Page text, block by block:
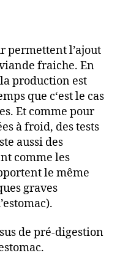
permettent l’ajout
fraiche. En
production est
que c‘est le cas
Et comme pour
à froid, des tests
aussi des
comme les
le même
graves
de pré-digestion